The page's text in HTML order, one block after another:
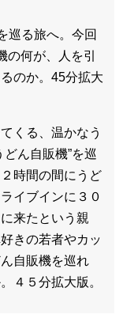
巡る旅へ。今回
何が、人を引
のか。45分拡大
くる、温かなう
ん自販機”を巡
時間の間にうど
イブインに３０
来たという親
きの若者やカッ
自販機を巡れ
４５分拡大版。